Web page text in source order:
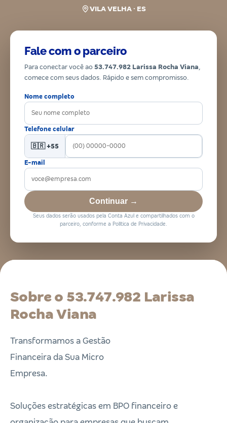
VILA VELHA · ES
Fale com o parceiro
Para conectar você ao 53.747.982 Larissa Rocha Viana,
comece com seus dados. Rápido e sem compromisso.
Nome completo
Telefone celular
🇧🇷 +55
E-mail
Continuar →
Seus dados serão usados pela Conta Azul e compartilhados com o
parceiro, conforme a Política de Privacidade.
Sobre o 53.747.982 Larissa
Rocha Viana
Transformamos a Gestão
Financeira da Sua Micro
Empresa.
Soluções estratégicas em BPO financeiro e